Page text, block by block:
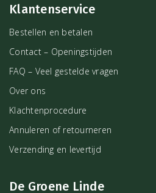
Klantenservice
Bestellen en betalen
Contact – Openingstijden
FAQ – Veel gestelde vragen
Over ons
Klachtenprocedure
Annuleren of retourneren
Verzending en levertijd
De Groene Linde